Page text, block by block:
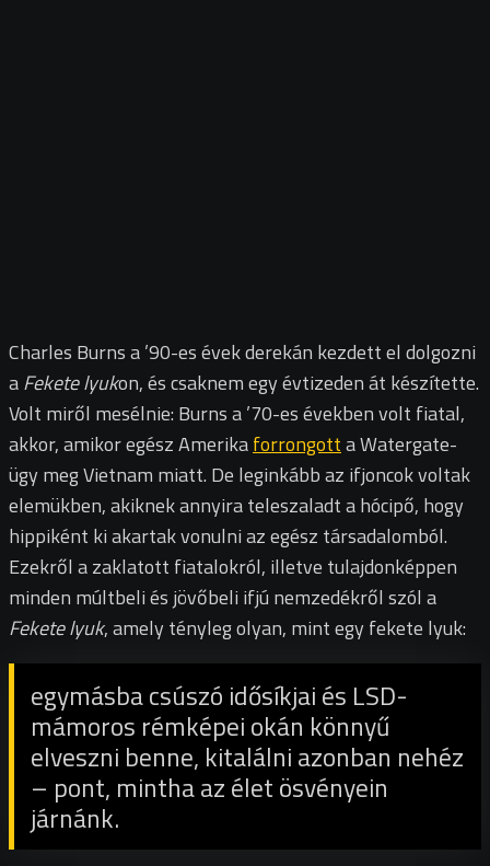
Charles Burns a ’90-es évek derekán kezdett el dolgozni
aFekete lyukon, és csaknem egy évtizeden át készítette.
Volt miről mesélnie: Burns a ’70-es években volt fiatal,
akkor, amikor egész Amerikaforrongotta Watergate-
ügy meg Vietnam miatt. De leginkább az ifjoncok voltak
elemükben, akiknek annyira teleszaladt a hócipő, hogy
hippiként ki akartak vonulni az egész társadalomból.
Ezekről a zaklatott fiatalokról, illetve tulajdonképpen
minden múltbeli és jövőbeli ifjú nemzedékről szól a
Fekete lyuk, amely tényleg olyan, mint egy fekete lyuk:
egymásba csúszó idősíkjai és LSD-
mámoros rémképei okán könnyű
elveszni benne, kitalálni azonban nehéz
– pont, mintha az élet ösvényein
járnánk.